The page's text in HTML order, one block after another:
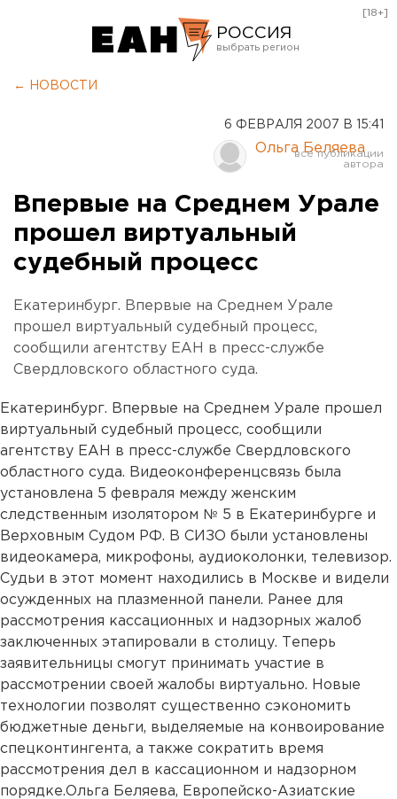
РОССИЯ
Курган
Оренбург
[18+]
← НОВОСТИ
6 ФЕВРАЛЯ 2007 В 15:41
Ольга Беляева
Впервые на Среднем Урале
прошел виртуальный
судебный процесс
Екатеринбург. Впервые на Среднем Урале
прошел виртуальный судебный процесс,
сообщили агентству ЕАН в пресс-службе
Свердловского областного суда.
Екатеринбург. Впервые на Среднем Урале прошел
виртуальный судебный процесс, сообщили
агентству ЕАН в пресс-службе Свердловского
областного суда. Видеоконференцсвязь была
установлена 5 февраля между женским
следственным изолятором № 5 в Екатеринбурге и
Верховным Судом РФ. В СИЗО были установлены
видеокамера, микрофоны, аудиоколонки, телевизор.
Судьи в этот момент находились в Москве и видели
осужденных на плазменной панели. Ранее для
рассмотрения кассационных и надзорных жалоб
заключенных этапировали в столицу. Теперь
заявительницы смогут принимать участие в
рассмотрении своей жалобы виртуально. Новые
технологии позволят существенно сэкономить
бюджетные деньги, выделяемые на конвоирование
спецконтингента, а также сократить время
рассмотрения дел в кассационном и надзорном
порядке.Ольга Беляева, Европейско-Азиатские